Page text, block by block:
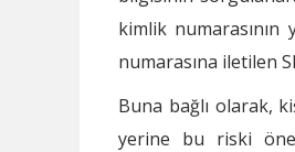
kimlik
numarasına iletilen
Buna bağlı olarak,
yerine bu riski